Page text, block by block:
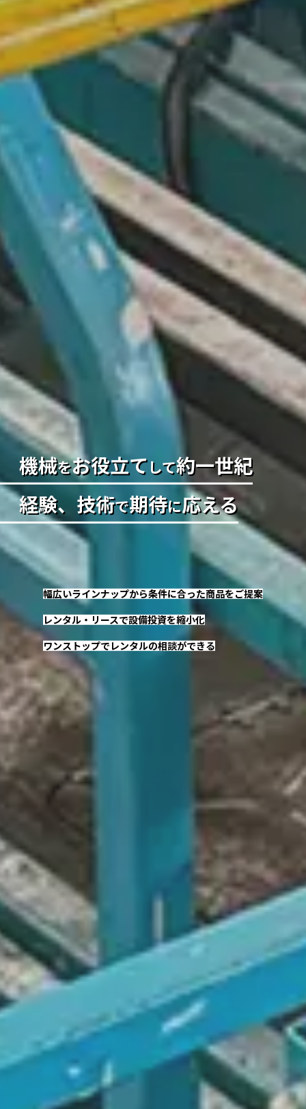
機械をお役立てして約一世紀
経験、技術で期待に応える
幅広いラインナップから条件に合った商品をご提案
レンタル・リースで設備投資を縮小化
ワンストップでレンタルの相談ができる